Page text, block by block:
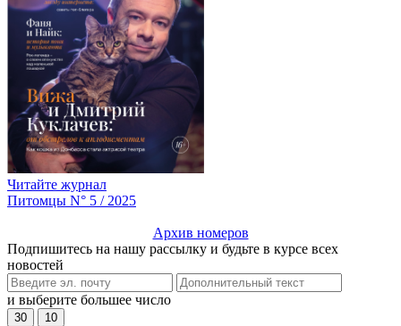
Читайте журнал
Питомцы N° 5 / 2025
Архив номеров
Подпишитесь на нашу рассылку и будьте в курсе всех
новостей
и выберите большее число
30 10